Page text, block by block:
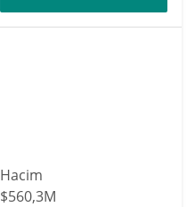
Hacim
$560,3M